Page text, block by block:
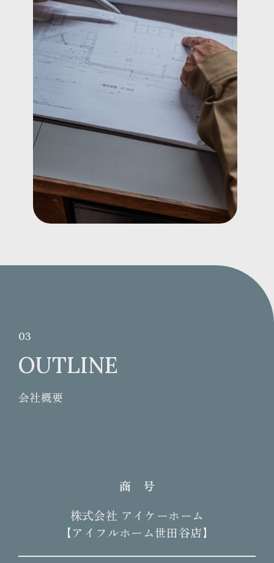
03
OUTLINE
会社概要
商 号
株式会社 アイケーホーム
【アイフルホーム世田谷店】